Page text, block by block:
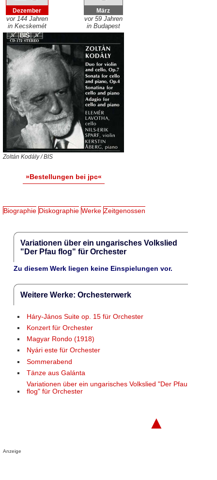
Dezember
vor 144 Jahren
in Kecskemét
März
vor 59 Jahren
in Budapest
Zoltán Kodály / BIS
»Bestellungen bei jpc«
Biographie Diskographie Werke Zeitgenossen
Variationen über ein ungarisches Volkslied
"Der Pfau flog" für Orchester
Zu diesem Werk liegen keine Einspielungen vor.
Weitere Werke: Orchesterwerk
Háry-János Suite op. 15 für Orchester
Konzert für Orchester
Magyar Rondo (1918)
Nyári este für Orchester
Sommerabend
Tänze aus Galánta
Variationen über ein ungarisches Volkslied "Der Pfau
flog" für Orchester
▲
Anzeige